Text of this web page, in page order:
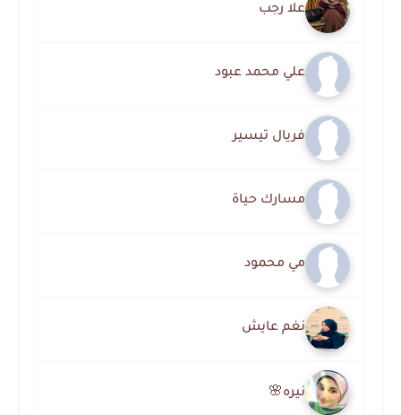
علا رجب
علي محمد عبود
فريال تيسير
مسارك حياة
مي محمود
نغم عايش
نيره🌸